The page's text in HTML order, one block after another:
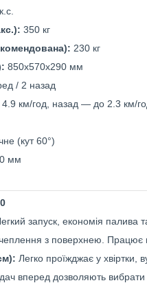
350 кг
230 кг
850х570х290 мм
/ 2 назад
км/год, назад — до 2.3 км/
(кут 60°)
мм
запуск, економія палива
з поверхнею. Працює
Легко проїжджає у хвіртки,
вперед дозволяють вибрати